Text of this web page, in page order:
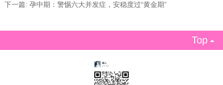
下一篇: 孕中期：警惕六大并发症，安稳度过“黄金期”
Top